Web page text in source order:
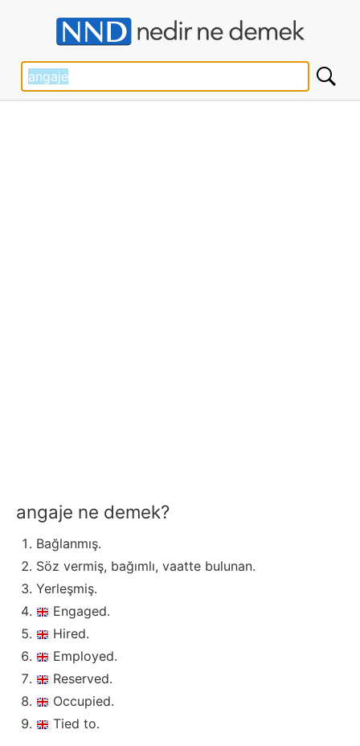
angaje ne demek?
Bağlanmış.
Söz vermiş, bağımlı, vaatte bulunan.
Yerleşmiş.
Engaged.
Hired.
Employed.
Reserved.
Occupied.
Tied to.